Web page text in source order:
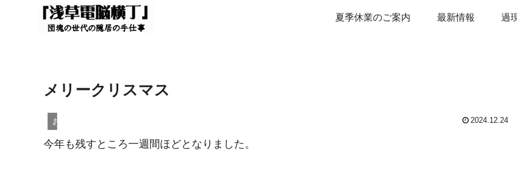
夏季休業のご案内 最新情報 過
メリークリスマス
お知らせ 2024.12.24
今年も残すところ一週間ほどとなりました。